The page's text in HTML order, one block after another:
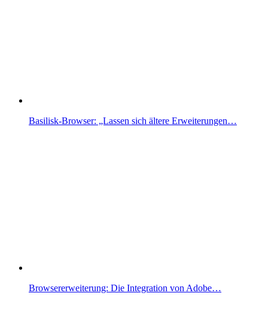
Basilisk-Browser: „Lassen sich ältere Erweiterungen…
Browsererweiterung: Die Integration von Adobe…